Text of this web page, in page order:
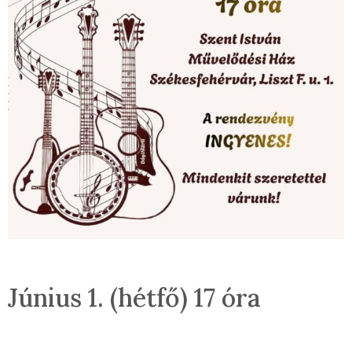
Június 1. (hétfő) 17 óra